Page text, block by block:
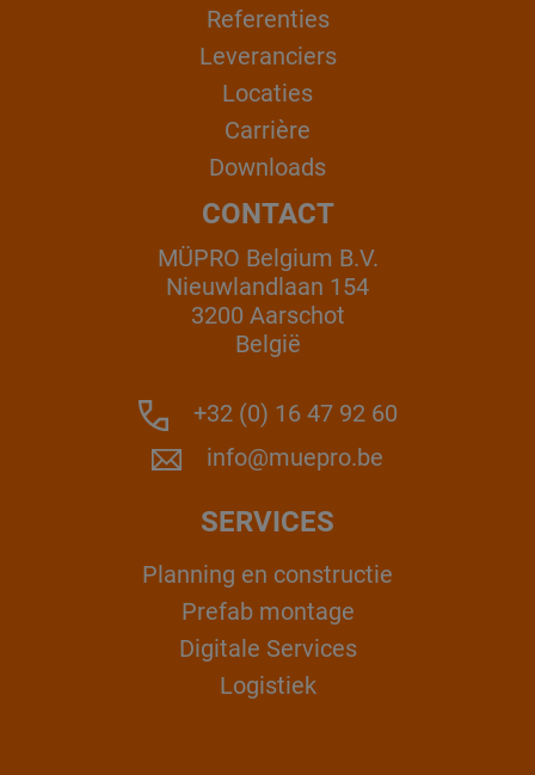
Referenties
Leveranciers
Locaties
Carrière
Downloads
CONTACT
MÜPRO Belgium B.V.
Nieuwlandlaan 154
3200 Aarschot
België
+32 (0) 16 47 92 60
info@muepro.be
SERVICES
Planning en constructie
Prefab montage
Digitale Services
Logistiek